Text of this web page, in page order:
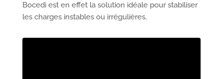
Bocedi est en effet la solution idéale pour stabiliser
les charges instables ou irrégulières.